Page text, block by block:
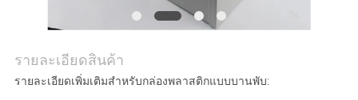
รายละเอียดสินค้า
รายละเอียดเพิ่มเติมสำหรับกล่องพลาสติกแบบบานพับ: